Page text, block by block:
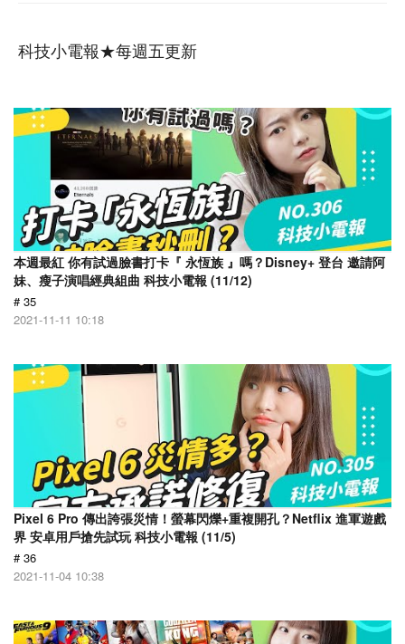
科技小電報★每週五更新
本週最紅 你有試過臉書打卡『 永恆族 』嗎？Disney+ 登台 邀請阿
妹、瘦子演唱經典組曲 科技小電報 (11/12)
# 35
2021-11-11 10:18
Pixel 6 Pro 傳出誇張災情！螢幕閃爍+重複開孔？Netflix 進軍遊戲
界 安卓用戶搶先試玩 科技小電報 (11/5)
# 36
2021-11-04 10:38